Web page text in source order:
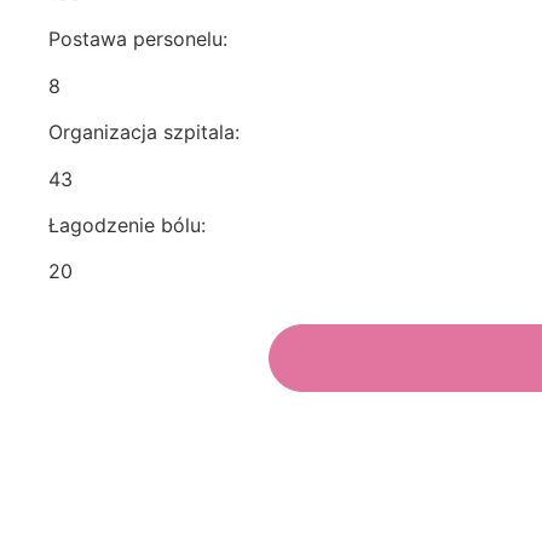
Postawa personelu:
8
Organizacja szpitala:
43
Łagodzenie bólu:
20